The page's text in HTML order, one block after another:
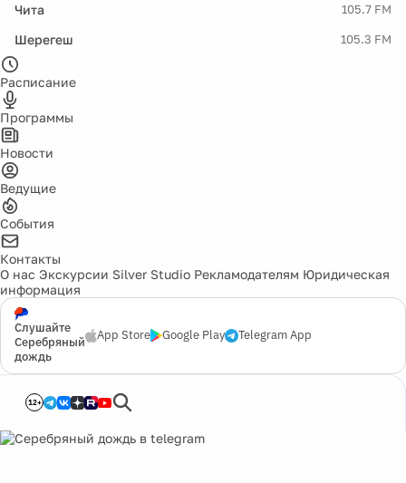
Чита 105.7 FM
Шерегеш 105.3 FM
Расписание
Программы
Новости
Ведущие
События
Контакты
О нас Экскурсии Silver Studio Рекламодателям Юридическая
информация
Слушайте
Серебряный
дождь
App Store Google Play Telegram App
12+